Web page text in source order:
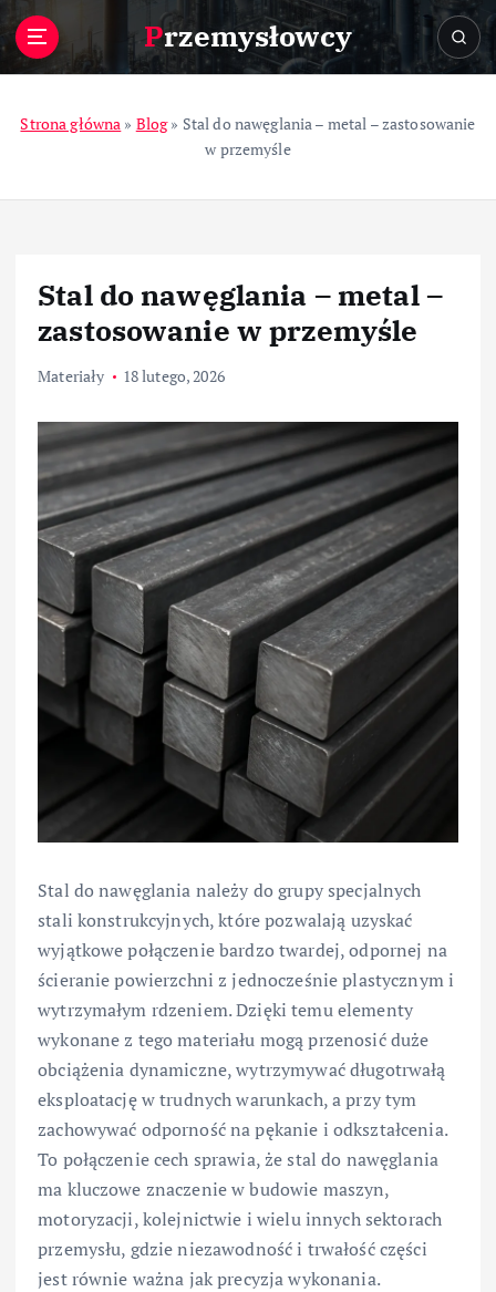
Przemysłowcy
Strona główna » Blog» Stal do nawęglania – metal – zastosowanie
w przemyśle
Stal do nawęglania – metal –
zastosowanie w przemyśle
Materiały 18 lutego, 2026
Stal do nawęglania należy do grupy specjalnych
stali konstrukcyjnych, które pozwalają uzyskać
wyjątkowe połączenie bardzo twardej, odpornej na
ścieranie powierzchni z jednocześnie plastycznym i
wytrzymałym rdzeniem. Dzięki temu elementy
wykonane z tego materiału mogą przenosić duże
obciążenia dynamiczne, wytrzymywać długotrwałą
eksploatację w trudnych warunkach, a przy tym
zachowywać odporność na pękanie i odkształcenia.
To połączenie cech sprawia, że stal do nawęglania
ma kluczowe znaczenie w budowie maszyn,
motoryzacji, kolejnictwie i wielu innych sektorach
przemysłu, gdzie niezawodność i trwałość części
jest równie ważna jak precyzja wykonania.